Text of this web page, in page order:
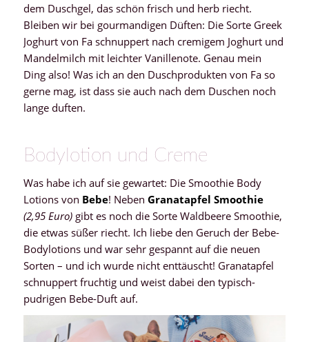
dem Duschgel, das schön frisch und herb riecht.
Bleiben wir bei gourmandigen Düften: Die Sorte Greek
Joghurt von Fa schnuppert nach cremigem Joghurt und
Mandelmilch mit leichter Vanillenote. Genau mein
Ding also! Was ich an den Duschprodukten von Fa so
gerne mag, ist dass sie auch nach dem Duschen noch
lange duften.
Bodylotion und Creme
Was habe ich auf sie gewartet: Die Smoothie Body
Lotions von Bebe! Neben Granatapfel Smoothie
(2,95 Euro)gibt es noch die Sorte Waldbeere Smoothie,
die etwas süßer riecht. Ich liebe den Geruch der Bebe-
Bodylotions und war sehr gespannt auf die neuen
Sorten – und ich wurde nicht enttäuscht! Granatapfel
schnuppert fruchtig und weist dabei den typisch-
pudrigen Bebe-Duft auf.